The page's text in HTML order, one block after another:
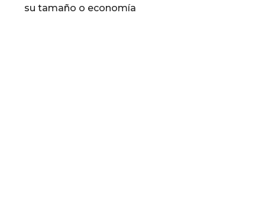
su tamaño o economía